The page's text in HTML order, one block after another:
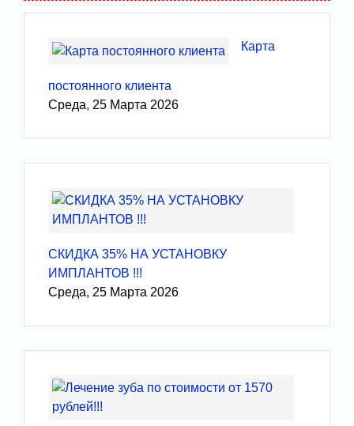
Карта
постоянного клиента
Среда, 25 Марта 2026
СКИДКА 35% НА УСТАНОВКУ
ИМПЛАНТОВ !!!
Среда, 25 Марта 2026